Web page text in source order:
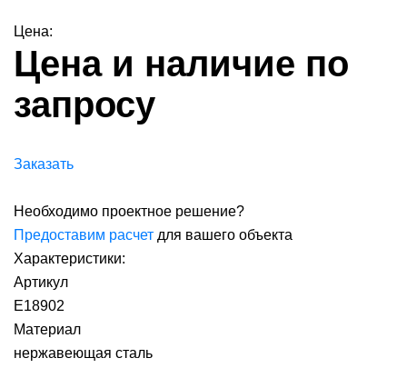
Цена:
Цена и наличие по
запросу
Заказать
Необходимо проектное решение?
Предоставим расчет для вашего объекта
Характеристики:
Артикул
E18902
Материал
нержавеющая сталь